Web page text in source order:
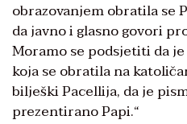
obrazovanjem obratila se
da javno i glasno govori
Moramo se podsjetiti da
koja se obratila na
bilješki Pacellija, da je
prezentirano Papi.“